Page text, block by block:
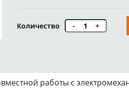
Количество - +
работы с